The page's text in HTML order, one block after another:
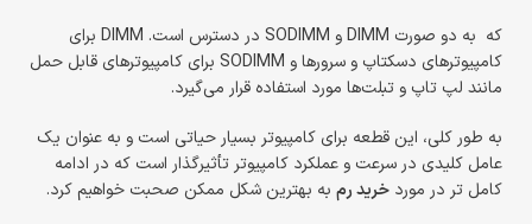
که به دو صورت DIMM و SODIMM در دسترس است. DIMM برای
کامپیوترهای دسکتاپ و سرورها و SODIMM برای کامپیوترهای قابل حمل
مانند لپ تاپ و تبلت‌ها مورد استفاده قرار می‌گیرد.
به طور کلی، این قطعه برای کامپیوتر بسیار حیاتی است و به عنوان یک
عامل کلیدی در سرعت و عملکرد کامپیوتر تأثیرگذار است که در ادامه
کامل تر در مورد خرید رم به بهترین شکل ممکن صحبت خواهیم کرد.